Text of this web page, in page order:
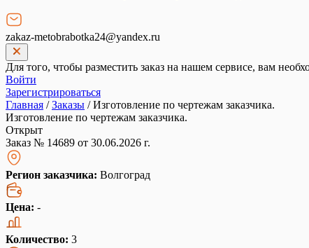
zakaz-metobrabotka24@yandex.ru
Для того, чтобы разместить заказ на нашем сервисе, вам
Войти
Зарегистрироваться
Главная /Заказы /Изготовление по чертежам заказчика.
Изготовление по чертежам заказчика.
Открыт
Заказ № 14689 от 30.06.2026 г.
Регион заказчика: Волгоград
Цена: -
Количество: 3